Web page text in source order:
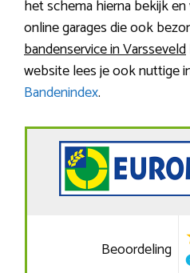
het schema hierna bekijk
online garages die ook
bandenservice in Varsseveld
website lees je ook nuttige
Bandenindex.
Beoordeling